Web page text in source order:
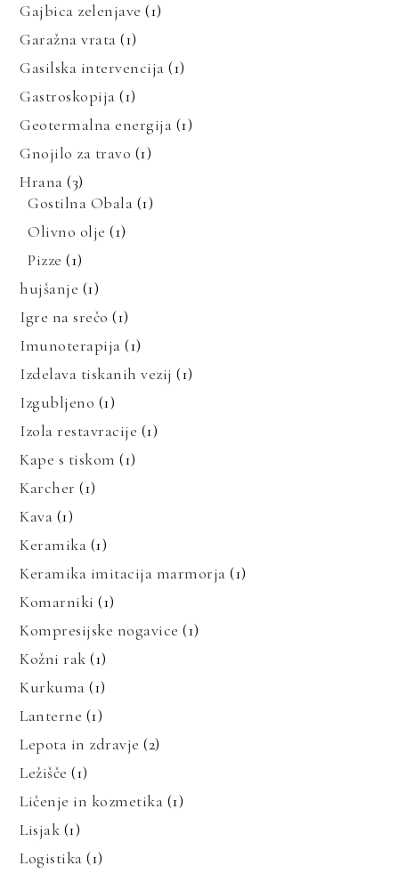
Gajbica zelenjave (1)
Garažna vrata (1)
Gasilska intervencija (1)
Gastroskopija (1)
Geotermalna energija (1)
Gnojilo za travo (1)
Hrana (3)
Gostilna Obala (1)
Olivno olje (1)
Pizze (1)
hujšanje (1)
Igre na srečo (1)
Imunoterapija (1)
Izdelava tiskanih vezij (1)
Izgubljeno (1)
Izola restavracije (1)
Kape s tiskom (1)
Karcher (1)
Kava (1)
Keramika (1)
Keramika imitacija marmorja (1)
Komarniki (1)
Kompresijske nogavice (1)
Kožni rak (1)
Kurkuma (1)
Lanterne (1)
Lepota in zdravje (2)
Ležišče (1)
Ličenje in kozmetika (1)
Lisjak (1)
Logistika (1)